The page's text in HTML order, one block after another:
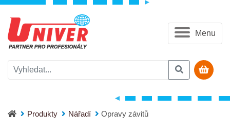
Menu
Produkty Nářadí Opravy závitů